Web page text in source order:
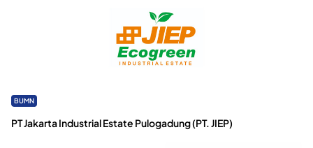
BUMN
PT Jakarta Industrial Estate Pulogadung (PT. JIEP)